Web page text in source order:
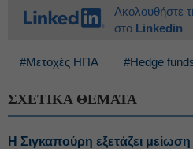
Ακολουθήστε
στο Linkedin
#Μετοχές ΗΠΑ #Hedge
ΣΧΕΤΙΚΑ ΘΕΜΑΤΑ
Η Σιγκαπούρη εξετάζει